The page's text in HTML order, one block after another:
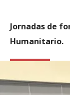
Jornadas de
Humanitario.